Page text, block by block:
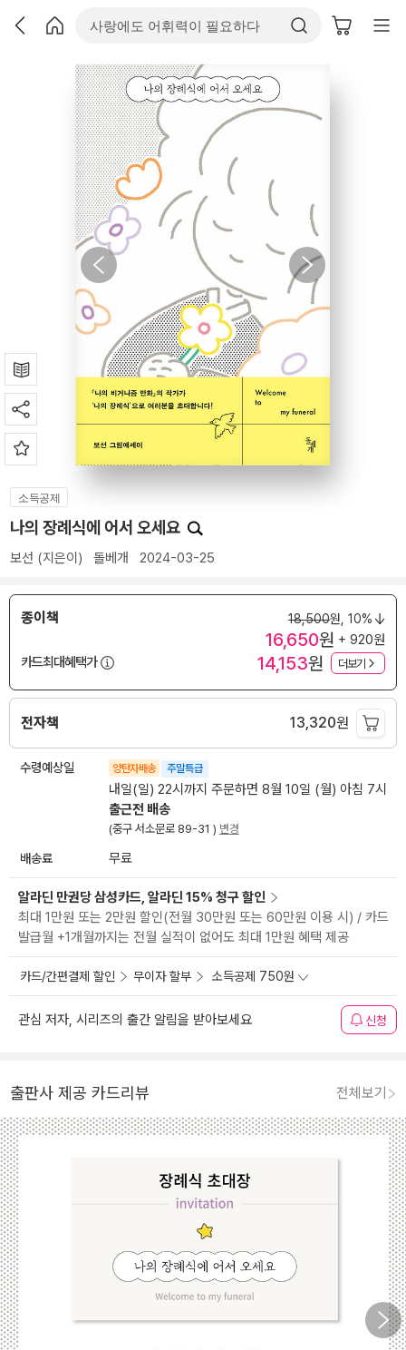
소득공제
나의 장례식에 어서 오세요
보선 (지은이) 돌베개 2024-03-25
종이책 18,500원, 10%
16,650원 + 920원
카드최대혜택가
14,153원 더보기
전자책 13,320원
수령예상일 양탄자배송 주말특급
내일(일) 22시까지 주문하면 8월 10일 (월) 아침 7시
출근전 배송
(중구 서소문로 89-31 ) 변경
배송료 무료
알라딘 만권당 삼성카드, 알라딘 15% 청구 할인
최대 1만원 또는 2만원 할인(전월 30만원 또는 60만원 이용 시) / 카드
발급월 +1개월까지는 전월 실적이 없어도 최대 1만원 혜택 제공
카드/간편결제 할인 무이자 할부 소득공제 750원
관심 저자, 시리즈의 출간 알림을 받아보세요 신청
출판사 제공 카드리뷰 전체보기